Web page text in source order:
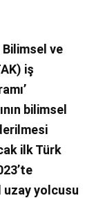
Bilimsel ve
iş
bilimsel
ilk Türk
uzay yolcusu